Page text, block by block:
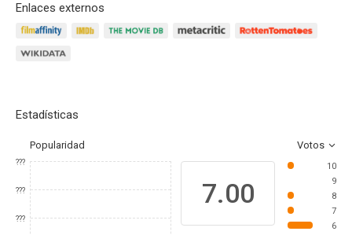
Enlaces externos
Estadísticas
Popularidad Votos
???
???
???
7.00
10
9
8
7
6